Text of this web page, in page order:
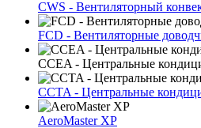
CWS - Вентиляторный
FCD - Вентиляторные
CCEA - Центральные
CCTA - Центральные
AeroMaster XP